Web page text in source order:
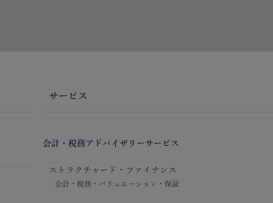
サービス
会計・税務アドバイザリーサービス
ストラクチャード・ファイナンス
会計・税務・バリュエーション・保証